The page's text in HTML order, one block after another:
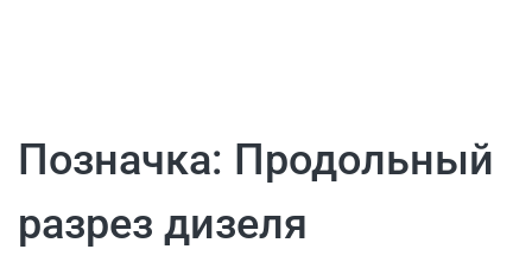
Позначка: Продольный
разрез дизеля